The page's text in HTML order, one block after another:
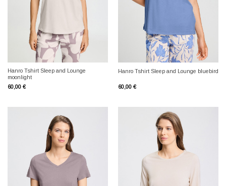
Hanro Tshirt Sleep and Lounge
moonlight
60,00 €
Hanro Tshirt Sleep and Lounge bluebird
60,00 €